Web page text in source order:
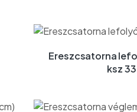
Ereszcsatorna
ksz 33